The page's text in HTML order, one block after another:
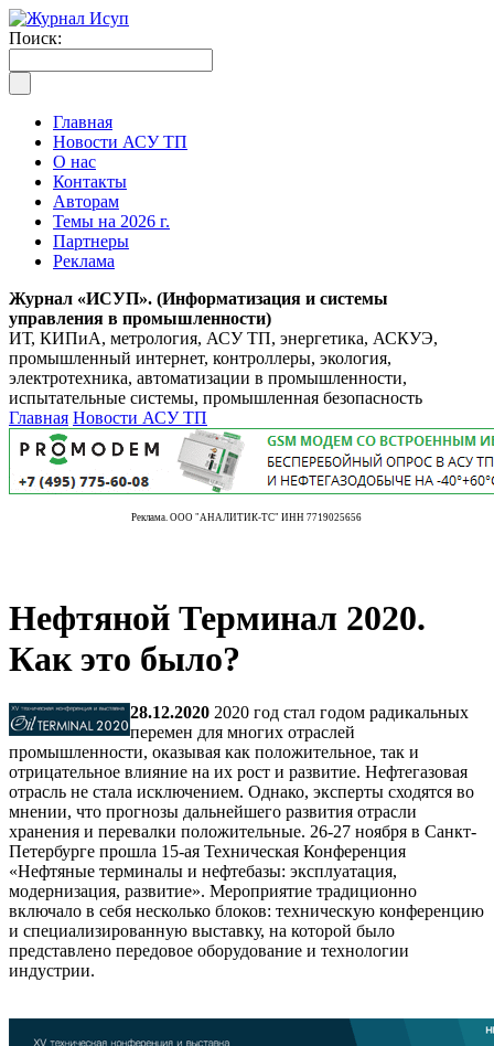
Поиск:
Главная
Новости АСУ ТП
О нас
Контакты
Авторам
Темы на 2026 г.
Партнеры
Реклама
Журнал «ИСУП». (Информатизация и системы
управления в промышленности)
ИТ, КИПиА, метрология, АСУ ТП, энергетика, АСКУЭ,
промышленный интернет, контроллеры, экология,
электротехника, автоматизации в промышленности,
испытательные системы, промышленная безопасность
Главная Новости АСУ ТП
Реклама. ООО "АНАЛИТИК-ТС" ИНН 7719025656
Нефтяной Терминал 2020.
Как это было?
28.12.2020 2020 год стал годом радикальных
перемен для многих отраслей
промышленности, оказывая как положительное, так и
отрицательное влияние на их рост и развитие. Нефтегазовая
отрасль не стала исключением. Однако, эксперты сходятся во
мнении, что прогнозы дальнейшего развития отрасли
хранения и перевалки положительные. 26-27 ноября в Санкт-
Петербурге прошла 15-ая Техническая Конференция
«Нефтяные терминалы и нефтебазы: эксплуатация,
модернизация, развитие». Мероприятие традиционно
включало в себя несколько блоков: техническую конференцию
и специализированную выставку, на которой было
представлено передовое оборудование и технологии
индустрии.